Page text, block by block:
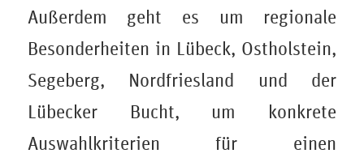
Außerdem geht es um regionale
Besonderheiten in Lübeck, Ostholstein,
Segeberg, Nordfriesland und der
Lübecker Bucht, um konkrete
Auswahlkriterien für einen